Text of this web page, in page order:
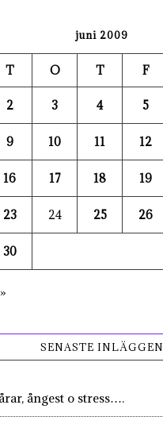
juni 2009
T O T F
2 3 4 5
9 10 11 12
16 17 18 19
23 24 25 26
30
SENASTE INLÄGGEN
ångest o stress….